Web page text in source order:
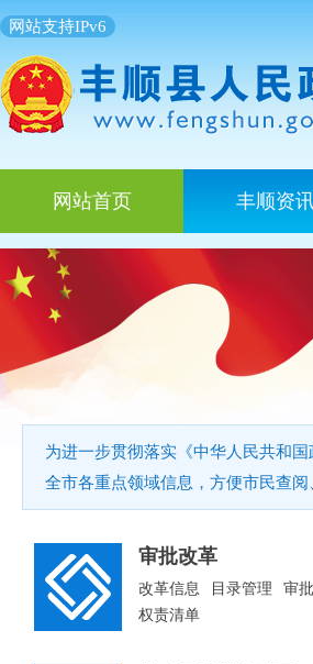
网站支持IPv6
网站首页 丰顺资
为进一步贯彻落实《中华人民共和
全市各重点领域信息，方便市民查阅
审批改革
改革信息 目录管理
审
权责清单